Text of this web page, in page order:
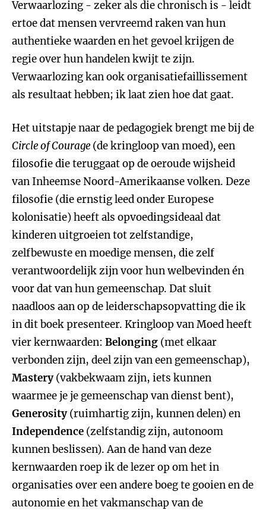
Verwaarlozing - zeker als die chronisch is - leidt
ertoe dat mensen vervreemd raken van hun
authentieke waarden en het gevoel krijgen de
regie over hun handelen kwijt te zijn.
Verwaarlozing kan ook organisatiefaillissement
als resultaat hebben; ik laat zien hoe dat gaat.
Het uitstapje naar de pedagogiek brengt me bij de
Circle of Courage (de kringloop van moed),een
filosofie die teruggaat op de oeroude wijsheid
van Inheemse Noord-Amerikaanse volken. Deze
filosofie (die ernstig leed onder Europese
kolonisatie) heeft als opvoedingsideaal dat
kinderen uitgroeien tot zelfstandige,
zelfbewuste en moedige mensen, die zelf
verantwoordelijk zijn voor hun welbevinden én
voor dat van hun gemeenschap. Dat sluit
naadloos aan op de leiderschapsopvatting die ik
in dit boek presenteer. Kringloop van Moed heeft
vier kernwaarden: Belonging (met elkaar
verbonden zijn, deel zijn van een gemeenschap),
Mastery(vakbekwaam zijn, iets kunnen
waarmee je je gemeenschap van dienst bent),
Generosity(ruimhartig zijn, kunnen delen) en
Independence (zelfstandig zijn, autonoom
kunnen beslissen). Aan de hand van deze
kernwaarden roep ik de lezer op om het in
organisaties over een andere boeg te gooien en de
autonomie en het vakmanschap van de